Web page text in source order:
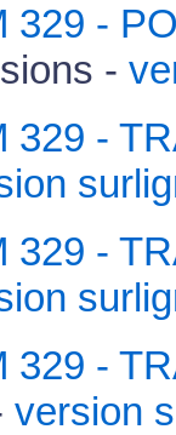
329 -
-
329 -
329 -
329 -
version